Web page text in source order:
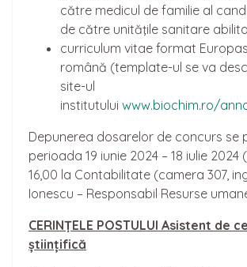
către medicul de familie al
de către unităţile sanitare
curriculum vitae format
română (template-ul se va
site-ul
institutului www.biochim.ro/
Depunerea dosarelor de concurs se
perioada 19 iunie 2024 – 18 iulie 2024
16,00 la Contabilitate (camera 307,
Ionescu – Responsabil Resurse
CERINȚELE POSTULUI Asistent de
științifică